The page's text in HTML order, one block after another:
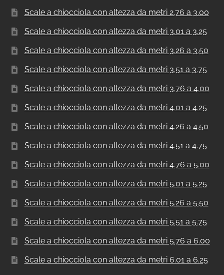
Scale a chiocciola con altezza da metri 2.76 a 3.00
Scale a chiocciola con altezza da metri 3.01 a 3.25
Scale a chiocciola con altezza da metri 3.26 a 3.50
Scale a chiocciola con altezza da metri 3.51 a 3.75
Scale a chiocciola con altezza da metri 3.76 a 4.00
Scale a chiocciola con altezza da metri 4.01 a 4.25
Scale a chiocciola con altezza da metri 4.26 a 4.50
Scale a chiocciola con altezza da metri 4.51 a 4.75
Scale a chiocciola con altezza da metri 4.76 a 5.00
Scale a chiocciola con altezza da metri 5.01 a 5.25
Scale a chiocciola con altezza da metri 5.26 a 5.50
Scale a chiocciola con altezza da metri 5.51 a 5.75
Scale a chiocciola con altezza da metri 5.76 a 6.00
Scale a chiocciola con altezza da metri 6.01 a 6.25